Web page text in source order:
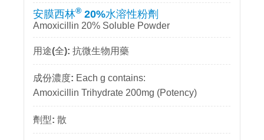
安膜西林® 20%水溶性粉劑
Amoxicillin 20% Soluble Powder
抗微生物用藥
Each g contains:
Amoxicillin Trihydrate 200mg (Potency)
散